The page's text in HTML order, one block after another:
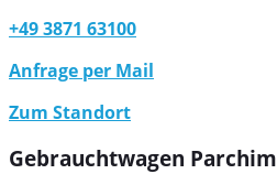
+49 3871 63100
Anfrage per Mail
Zum Standort
Gebrauchtwagen Parchim